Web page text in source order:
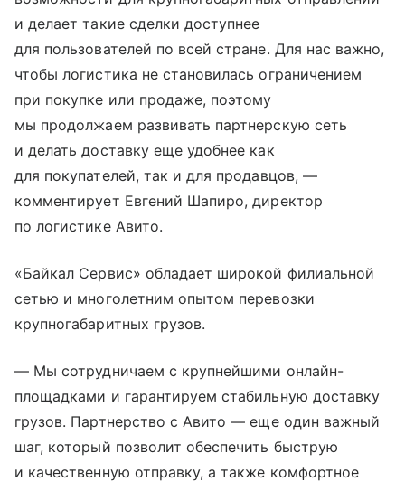
и делает такие сделки доступнее
для пользователей по всей стране. Для нас важно,
чтобы логистика не становилась ограничением
при покупке или продаже, поэтому
мы продолжаем развивать партнерскую сеть
и делать доставку еще удобнее как
для покупателей, так и для продавцов, —
комментирует Евгений Шапиро, директор
по логистике Авито.
«Байкал Сервис» обладает широкой филиальной
сетью и многолетним опытом перевозки
крупногабаритных грузов.
— Мы сотрудничаем с крупнейшими онлайн-
площадками и гарантируем стабильную доставку
грузов. Партнерство с Авито — еще один важный
шаг, который позволит обеспечить быструю
и качественную отправку, а также комфортное